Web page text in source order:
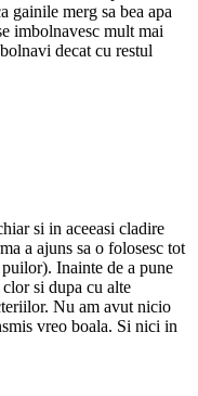
gainile merg sa bea apa
imbolnavesc mult mai
decat cu restul
si in aceeasi cladire
a ajuns sa o folosesc tot
Inainte de a pune
si dupa cu alte
Nu am avut nicio
vreo boala. Si nici in